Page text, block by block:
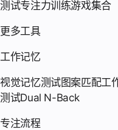
测试专注力训练游戏集合
更多工具
工作记忆
视觉记忆测试图案匹配工
测试Dual N-Back
专注流程